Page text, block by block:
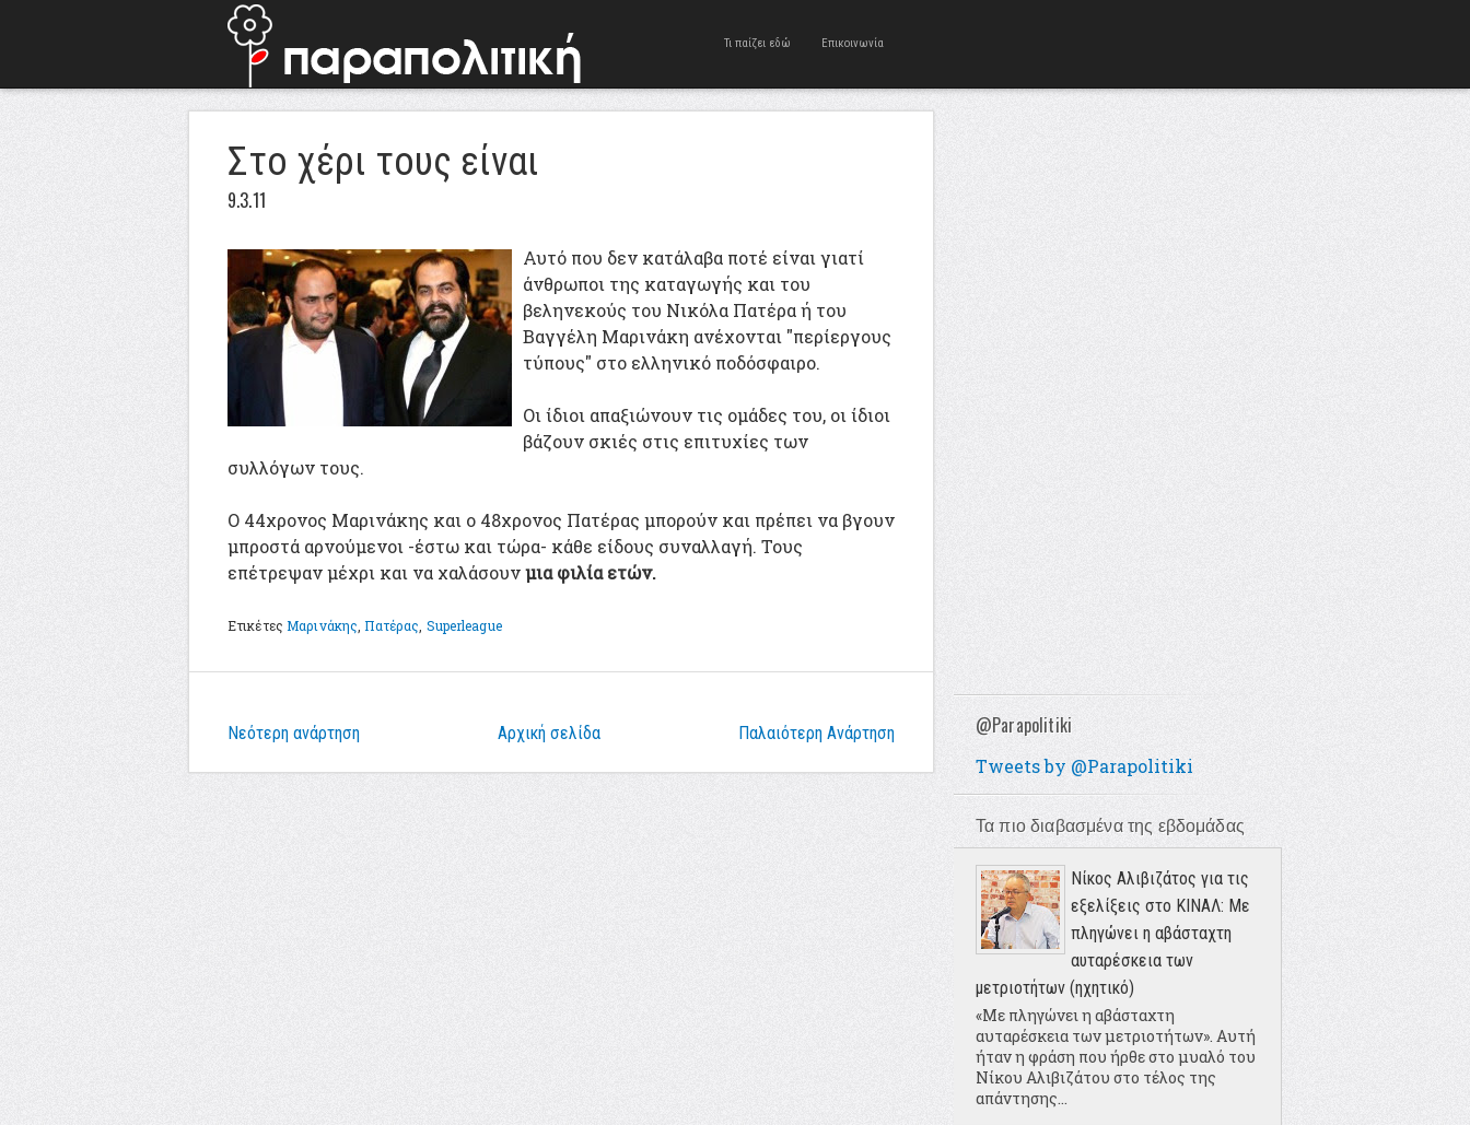
Τι παίζει εδώ Επικοινωνία
Στο χέρι τους είναι
9.3.11
Αυτό που δεν κατάλαβα ποτέ είναι γιατί
άνθρωποι της καταγωγής και του
βεληνεκούς του Νικόλα Πατέρα ή του
Βαγγέλη Μαρινάκη ανέχονται "περίεργους
τύπους" στο ελληνικό ποδόσφαιρο.
Οι ίδιοι απαξιώνουν τις ομάδες του, οι ίδιοι
βάζουν σκιές στις επιτυχίες των
συλλόγων τους.
Ο 44χρονος Μαρινάκης και ο 48χρονος Πατέρας μπορούν και πρέπει να βγουν
μπροστά αρνούμενοι -έστω και τώρα- κάθε είδους συναλλαγή. Τους
επέτρεψαν μέχρι και να χαλάσουνμια φιλία ετών.
ΕτικέτεςΜαρινάκης ,Πατέρας Superleague
Νεότερη ανάρτηση Παλαιότερη Ανάρτηση
Αρχική σελίδα @Parapolitiki
Tweets by @Parapolitiki
Τα πιο διαβασμένα της εβδομάδας
Νίκος Αλιβιζάτος για τις
εξελίξεις στο ΚΙΝΑΛ: Με
πληγώνει η αβάσταχτη
αυταρέσκεια των
μετριοτήτων (ηχητικό)
«Με πληγώνει η αβάσταχτη
αυταρέσκεια των μετριοτήτων». Αυτή
ήταν η φράση που ήρθε στο μυαλό του
Νίκου Αλιβιζάτου στο τέλος της
απάντησης...